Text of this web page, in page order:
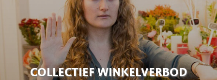
COLLECTIEF WINKELVERBOD